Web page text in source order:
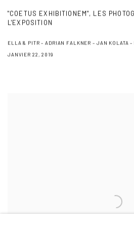
"COETUS EXHIBITIONEM", LES
L'EXPOSITION
ELLA & PITR – ADRIAN FALKNER – JAN KOLATA
JANVIER 22, 2019